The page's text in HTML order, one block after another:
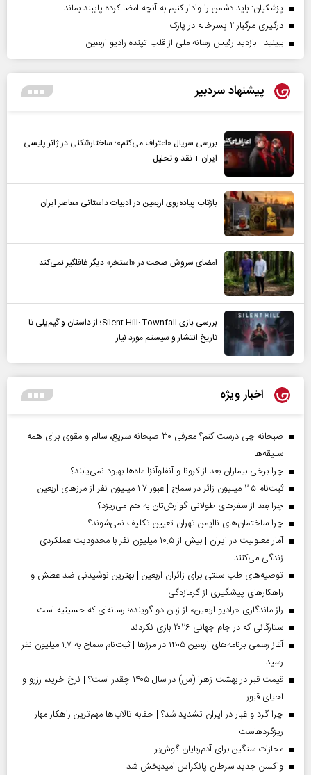
پزشکیان: باید دشمن را وادار کنیم به آنچه امضا کرده پایبند بماند
درگیری مرگبار ۲ پسرخاله در پارک
ببینید | بازدید رئیس رسانه ملی از قلب تپنده رادیو اربعین
پیشنهاد سردبیر
بررسی سریال «اعتراف می‌کنم»؛ ساختارشکنی در ژانر پلیسی
ایران + نقد و تحلیل
بازتاب پیاده‌روی اربعین در ادبیات داستانی معاصر ایران
امضای سروش صحت در «استخر» دیگر غافلگیر نمی‌کند
بررسی بازی Silent Hill: Townfall؛ از داستان و گیم‌پلی تا
تاریخ انتشار و سیستم مورد نیاز
اخبار ویژه
صبحانه چی درست کنم؟ معرفی ۳۰ صبحانه سریع، سالم و مقوی برای همه
سلیقه‌ها
چرا برخی بیماران بعد از کرونا و آنفلوآنزا ماه‌ها بهبود نمی‌یابند؟
ثبت‌نام ۲.۵ میلیون زائر در سماح | عبور ۱.۷ میلیون نفر از مرز‌های اربعین
چرا بعد از سفرهای طولانی گوارش‌تان به هم می‌ریزد؟
چرا ساختمان‌های ناایمن تهران تعیین تکلیف نمی‌شوند؟
آمار معلولیت در ایران | بیش از ۱۰.۵ میلیون نفر با محدودیت عملکردی
زندگی می‌کنند
توصیه‌های طب سنتی برای زائران اربعین | بهترین نوشیدنی ضد عطش و
راهکارهای پیشگیری از گرمازدگی
راز ماندگاری «رادیو اربعین» از زبان دو گوینده؛ رسانه‌ای که حسینیه است
ستارگانی که در جام جهانی ۲۰۲۶ بازی نکردند
آغاز رسمی برنامه‌های اربعین ۱۴۰۵ در مرز‌ها | ثبت‌نام سماح به ۱.۷ میلیون نفر
رسید
قیمت قبر در بهشت زهرا (س) در سال ۱۴۰۵ چقدر است؟ | نرخ خرید، رزرو و
احیای قبور
چرا گرد و غبار در ایران تشدید شد؟ | حقابه تالاب‌ها مهم‌ترین راهکار مهار
ریزگردهاست
مجازات سنگین برای آدم‌ربایان گوش‌بر
واکسن جدید سرطان پانکراس امیدبخش شد